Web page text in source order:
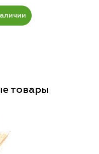
товары